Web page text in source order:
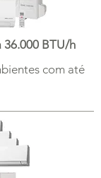
36.000 BTU/h
com até